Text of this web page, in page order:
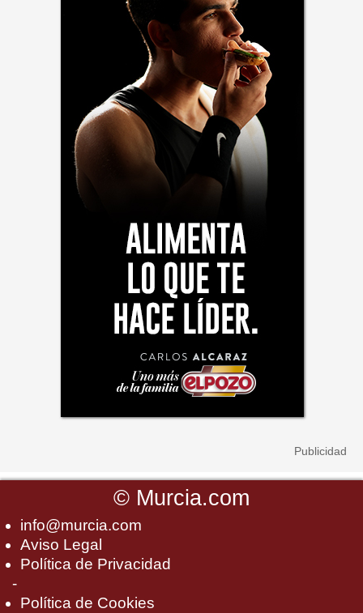
© Murcia.com
info@murcia.com
Aviso Legal
Política de Privacidad
-
Política de Cookies